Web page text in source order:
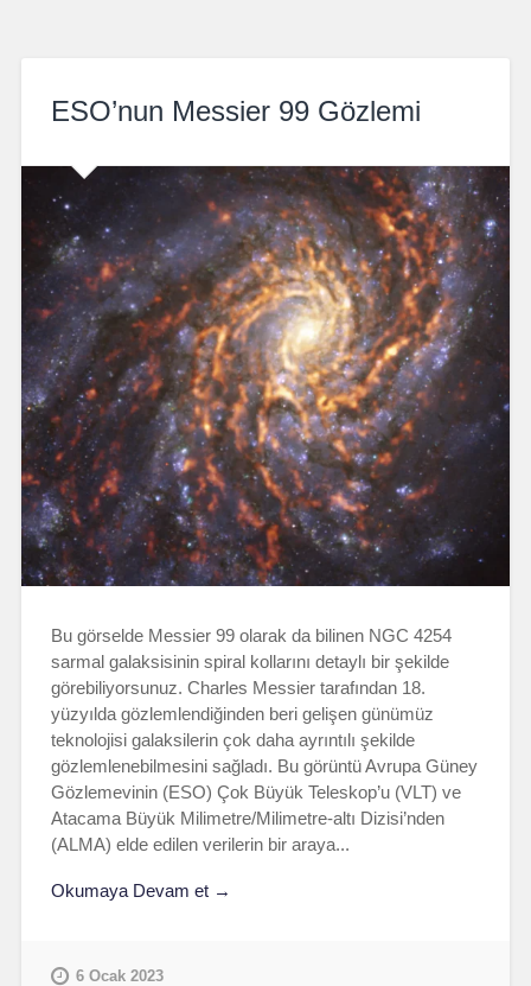
ESO’nun Messier 99 Gözlemi
Bu görselde Messier 99 olarak da bilinen NGC 4254
sarmal galaksisinin spiral kollarını detaylı bir şekilde
görebiliyorsunuz. Charles Messier tarafından 18.
yüzyılda gözlemlendiğinden beri gelişen günümüz
teknolojisi galaksilerin çok daha ayrıntılı şekilde
gözlemlenebilmesini sağladı. Bu görüntü Avrupa Güney
Gözlemevinin (ESO) Çok Büyük Teleskop’u (VLT) ve
Atacama Büyük Milimetre/Milimetre-altı Dizisi’nden
(ALMA) elde edilen verilerin bir araya...
Okumaya Devam et →
6 Ocak 2023